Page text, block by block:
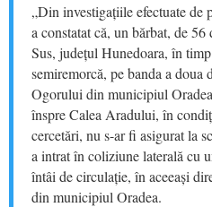
„Din investigațiile efectuate
a constatat că, un bărbat, de
Sus, județul Hunedoara, în
semiremorcă, pe banda a doua
Ogorului din municipiul
înspre Calea Aradului, în
cercetări, nu s-ar fi asigurat la
a intrat în coliziune laterală cu
întâi de circulație, în aceeași
din municipiul Oradea.